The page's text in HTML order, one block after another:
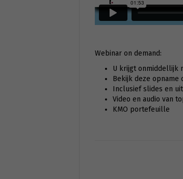
Webinar on demand:
U krijgt onmiddellijk
Bekijk deze opname
Inclusief slides en
Video en audio van
KMO portefeuille